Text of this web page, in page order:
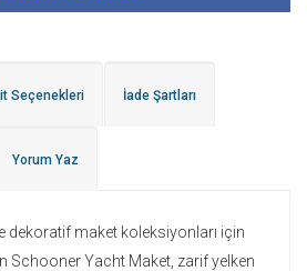
Seçenekleri İade Şartları
Yorum Yaz
dekoratif maket koleksiyonları için
Schooner Yacht Maket, zarif yelken